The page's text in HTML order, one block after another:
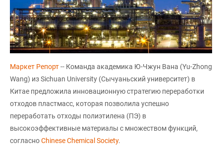
Маркет Репорт-- Команда академика Ю-Чжун Вана (Yu-Zhong
Wang) из Sichuan University (Сычуаньский университет) в
Китае предложила инновационную стратегию переработки
отходов пластмасс, которая позволила успешно
переработать отходы полиэтилена (ПЭ) в
высокоэффективные материалы с множеством функций,
согласноChinese Chemical Society.